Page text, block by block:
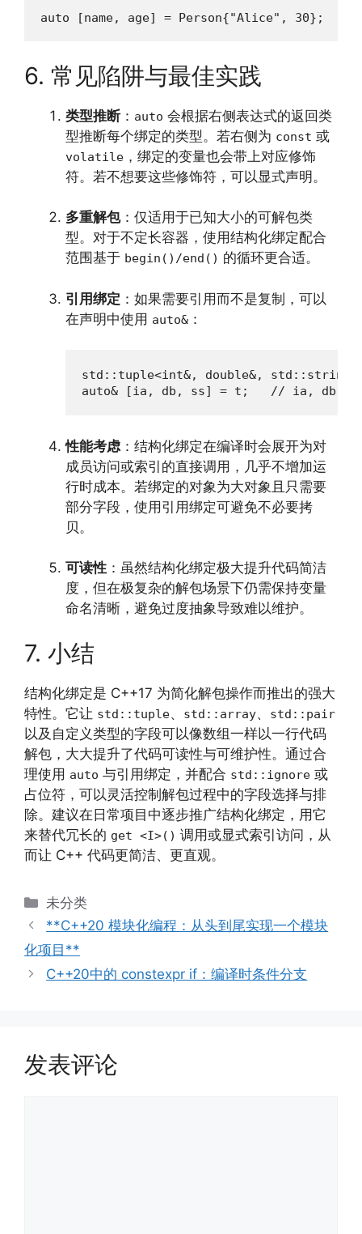
auto [name, age] = Person{"Alice", 30};
6. 常见陷阱与最佳实践
类型推断： auto 会根据右侧表达式的返回类
型推断每个绑定的类型。若右侧为 const 或
volatile ，绑定的变量也会带上对应修饰
符。若不想要这些修饰符，可以显式声明。
多重解包：仅适用于已知大小的可解包类
型。对于不定长容器，使用结构化绑定配合
范围基于 begin()/end() 的循环更合适。
引用绑定 ：如果需要引用而不是复制，可以
在声明中使用 auto& ：
std::tuple<int&, double&,
auto& [ia, db, ss] = t;   // ia, db, ss
性能考虑 ：结构化绑定在编译时会展开为对
成员访问或索引的直接调用，几乎不增加运
行时成本。若绑定的对象为大对象且只需要
部分字段，使用引用绑定可避免不必要拷
贝。
可读性 ：虽然结构化绑定极大提升代码简洁
度，但在极复杂的解包场景下仍需保持变量
命名清晰，避免过度抽象导致难以维护。
7. 小结
结构化绑定是 C++17 为简化解包操作而推出的强大
特性。它让 std::tuple、 std::array、 std::pair
以及自定义类型的字段可以像数组一样以一行代码
解包，大大提升了代码可读性与可维护性。通过合
理使用 auto 与引用绑定，并配合 std::ignore 或
占位符，可以灵活控制解包过程中的字段选择与排
除。建议在日常项目中逐步推广结构化绑定，用它
来替代冗长的 get <I>() 调用或显式索引访问，从
而让 C++ 代码更简洁、更直观。
分
类
未分类
**C++20 模块化编程：从头到尾实现一个模块
化项目**
C++20中的 constexpr if：编译时条件分支
发表评论